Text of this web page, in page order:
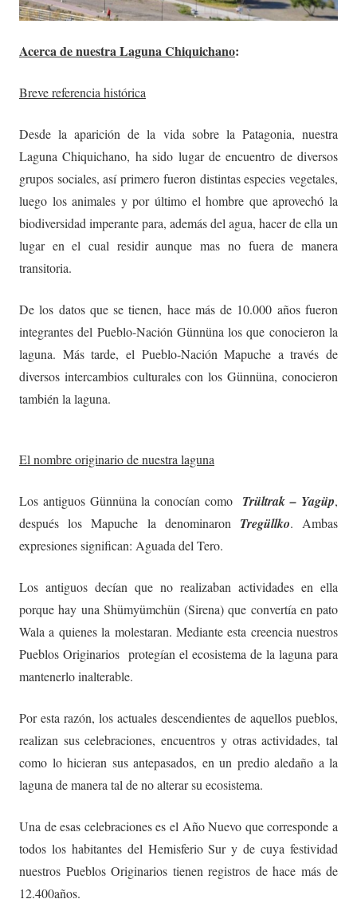
Acerca de nuestra Laguna Chiquichano:
Breve referencia histórica
Desde la aparición de la vida sobre la Patagonia, nuestra
Laguna Chiquichano, ha sido lugar de encuentro de diversos
grupos sociales, así primero fueron distintas especies vegetales,
luego los animales y por último el hombre que aprovechó la
biodiversidad imperante para, además del agua, hacer de ella un
lugar en el cual residir aunque mas no fuera de manera
transitoria.
De los datos que se tienen, hace más de 10.000 años fueron
integrantes del Pueblo-Nación Günnüna los que conocieron la
laguna. Más tarde, el Pueblo-Nación Mapuche a través de
diversos intercambios culturales con los Günnüna, conocieron
también la laguna.
El nombre originario de nuestra laguna
Los antiguos Günnüna la conocían como Trültrak – Yagüp,
después los Mapuche la denominaron Tregüllko. Ambas
expresiones significan: Aguada del Tero.
Los antiguos decían que no realizaban actividades en ella
porque hay una Shümyümchün (Sirena) que convertía en pato
Wala a quienes la molestaran. Mediante esta creencia nuestros
Pueblos Originarios protegían el ecosistema de la laguna para
mantenerlo inalterable.
Por esta razón, los actuales descendientes de aquellos pueblos,
realizan sus celebraciones, encuentros y otras actividades, tal
como lo hicieran sus antepasados, en un predio aledaño a la
laguna de manera tal de no alterar su ecosistema.
Una de esas celebraciones es el Año Nuevo que corresponde a
todos los habitantes del Hemisferio Sur y de cuya festividad
nuestros Pueblos Originarios tienen registros de hace más de
12.400años.